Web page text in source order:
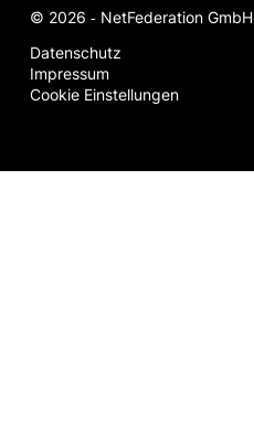
© 2026 ‐ NetFederation GmbH
Datenschutz
Impressum
Cookie Einstellungen